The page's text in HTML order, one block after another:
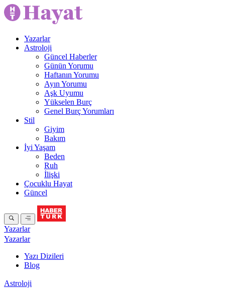
Yazarlar
Astroloji
Güncel Haberler
Günün Yorumu
Haftanın Yorumu
Ayın Yorumu
Aşk Uyumu
Yükselen Burç
Genel Burç Yorumları
Stil
Giyim
Bakım
İyi Yaşam
Beden
Ruh
İlişki
Çocuklu Hayat
Güncel
Yazarlar
Yazarlar
Yazı Dizileri
Blog
Astroloji